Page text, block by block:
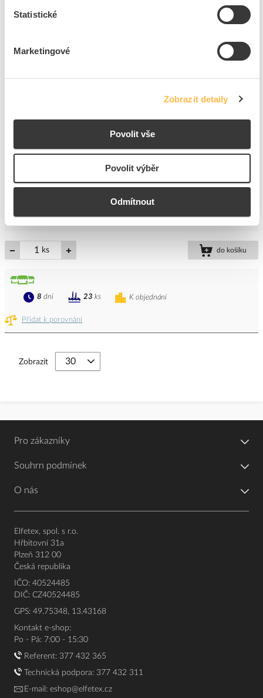
Statistické
Marketingové
Zobrazit detaily
Povolit vše
Povolit výběr
Odmítnout
Přidat k porovnání
PROTEC Šňůry PRÜSCHNÜ měřící náhradní
Kód ELFETEX
10.694.606
PROTEC.CLASS
ks do košíku
Přidat k porovnání
K objednání
8 dní 23 ks
Zobrazit
Pro zákazníky
Souhrn podmínek
O nás
Elfetex, spol. s r.o.
Hřbitovní 31a
Plzeň 312 00
Česká republika
IČO: 40524485
DIČ: CZ40524485
GPS: 49.75348, 13.43168
Kontakt e-shop:
Po - Pá: 7:00 - 15:30
Referent: 377 432 365
Technická podpora: 377 432 311
E-mail: eshop@elfetex.cz